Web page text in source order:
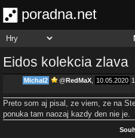
poradna.net
Eidos kolekcia zlava
Michal2 @RedMaX 10.05.2020
Preto som aj pisal, ze viem, ze na
ponuka tam naozaj kazdy den nie je.